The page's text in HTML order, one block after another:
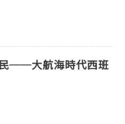
──大航海時代西班